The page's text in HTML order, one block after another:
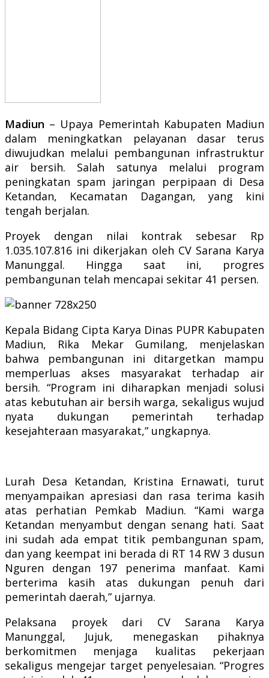
Madiun – Upaya Pemerintah Kabupaten Madiun
dalam meningkatkan pelayanan dasar terus
diwujudkan melalui pembangunan infrastruktur
air bersih. Salah satunya melalui program
peningkatan spam jaringan perpipaan di Desa
Ketandan, Kecamatan Dagangan, yang kini
tengah berjalan.
Proyek dengan nilai kontrak sebesar Rp
1.035.107.816 ini dikerjakan oleh CV Sarana Karya
Manunggal. Hingga saat ini, progres
pembangunan telah mencapai sekitar 41 persen.
Kepala Bidang Cipta Karya Dinas PUPR Kabupaten
Madiun, Rika Mekar Gumilang, menjelaskan
bahwa pembangunan ini ditargetkan mampu
memperluas akses masyarakat terhadap air
bersih. “Program ini diharapkan menjadi solusi
atas kebutuhan air bersih warga, sekaligus wujud
nyata dukungan pemerintah terhadap
kesejahteraan masyarakat,” ungkapnya.
Lurah Desa Ketandan, Kristina Ernawati, turut
menyampaikan apresiasi dan rasa terima kasih
atas perhatian Pemkab Madiun. “Kami warga
Ketandan menyambut dengan senang hati. Saat
ini sudah ada empat titik pembangunan spam,
dan yang keempat ini berada di RT 14 RW 3 dusun
Nguren dengan 197 penerima manfaat. Kami
berterima kasih atas dukungan penuh dari
pemerintah daerah,” ujarnya.
Pelaksana proyek dari CV Sarana Karya
Manunggal, Jujuk, menegaskan pihaknya
berkomitmen menjaga kualitas pekerjaan
sekaligus mengejar target penyelesaian. “Progres